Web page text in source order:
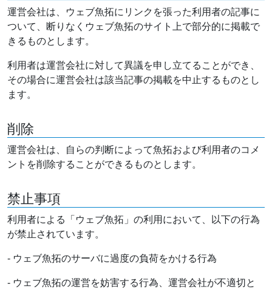
運営会社は、ウェブ魚拓にリンクを張った利用者の記事に
ついて、断りなくウェブ魚拓のサイト上で部分的に掲載で
きるものとします。
利用者は運営会社に対して異議を申し立てることができ、
その場合に運営会社は該当記事の掲載を中止するものとし
ます。
削除
運営会社は、自らの判断によって魚拓および利用者のコメ
ントを削除することができるものとします。
禁止事項
利用者による「ウェブ魚拓」の利用において、以下の行為
が禁止されています。
- ウェブ魚拓のサーバに過度の負荷をかける行為
- ウェブ魚拓の運営を妨害する行為、運営会社が不適切と